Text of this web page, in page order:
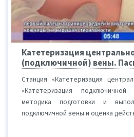
Катетеризация
(подключичной) вены.
Станция «Катетеризация
«Катетеризация
методика подготовки и
подключичной вены и оценка